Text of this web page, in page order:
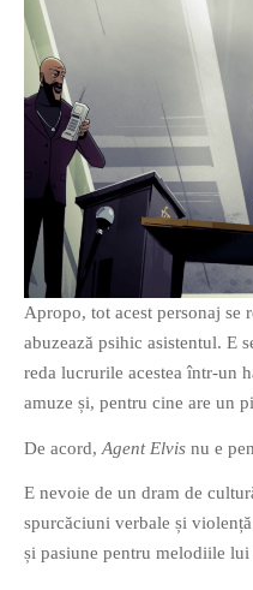
Apropo, tot acest personaj se
abuzează psihic asistentul. E
reda lucrurile acestea într-un
amuze și, pentru cine are un
De acord, Agent Elvis nu e
E nevoie de un dram de
spurcăciuni verbale și
și pasiune pentru melodiile lui